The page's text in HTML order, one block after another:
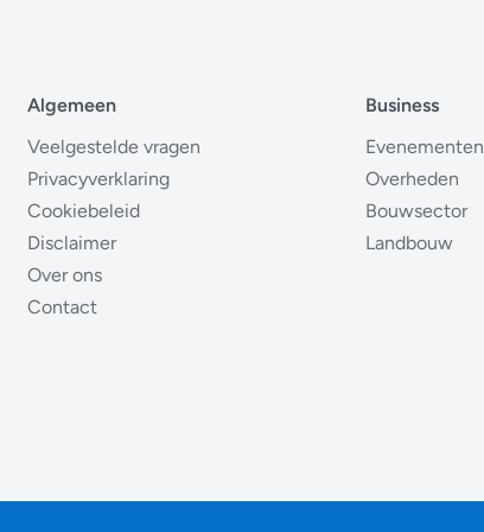
Algemeen
Veelgestelde vragen
Privacyverklaring
Cookiebeleid
Disclaimer
Over ons
Contact
Business
Evenementen
Overheden
Bouwsector
Landbouw